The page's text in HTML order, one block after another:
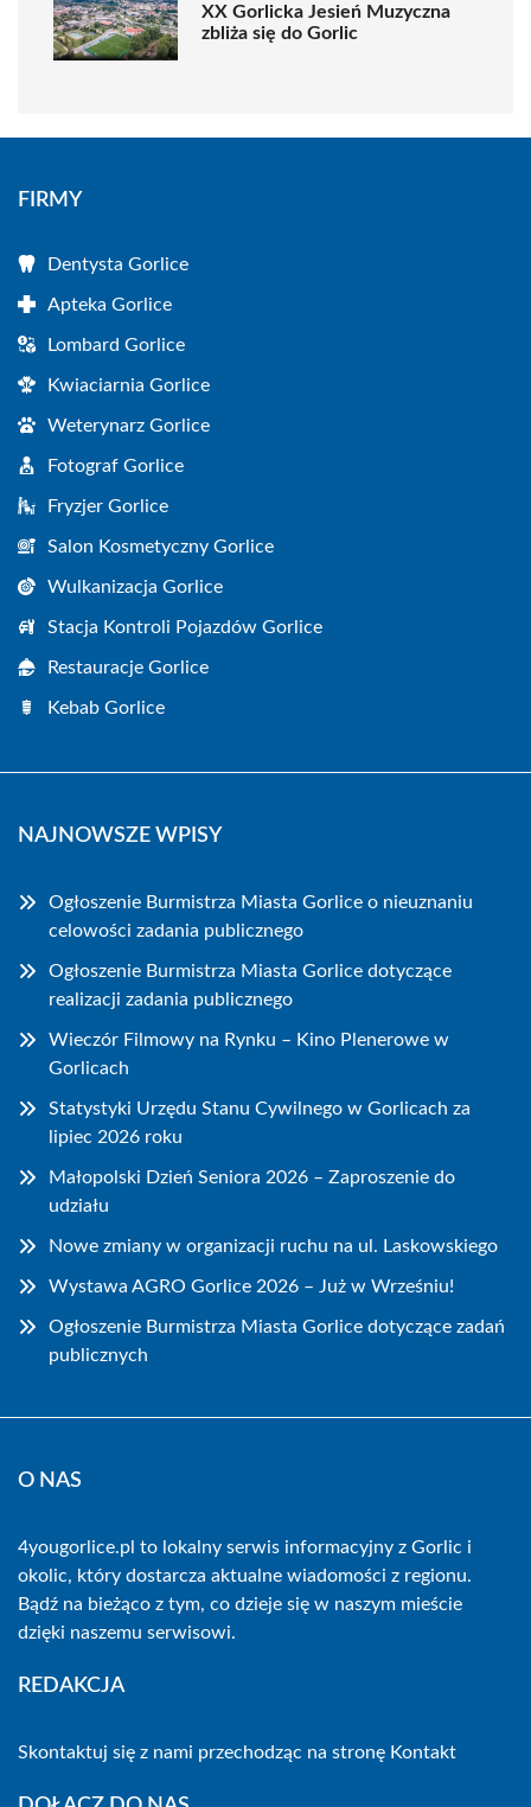
XX Gorlicka Jesień Muzyczna
zbliża się do Gorlic
FIRMY
Dentysta Gorlice
Apteka Gorlice
Lombard Gorlice
Kwiaciarnia Gorlice
Weterynarz Gorlice
Fotograf Gorlice
Fryzjer Gorlice
Salon Kosmetyczny Gorlice
Wulkanizacja Gorlice
Stacja Kontroli Pojazdów Gorlice
Restauracje Gorlice
Kebab Gorlice
NAJNOWSZE WPISY
Ogłoszenie Burmistrza Miasta Gorlice o nieuznaniu
celowości zadania publicznego
Ogłoszenie Burmistrza Miasta Gorlice dotyczące
realizacji zadania publicznego
Wieczór Filmowy na Rynku – Kino Plenerowe w
Gorlicach
Statystyki Urzędu Stanu Cywilnego w Gorlicach za
lipiec 2026 roku
Małopolski Dzień Seniora 2026 – Zaproszenie do
udziału
Nowe zmiany w organizacji ruchu na ul. Laskowskiego
Wystawa AGRO Gorlice 2026 – Już w Wrześniu!
Ogłoszenie Burmistrza Miasta Gorlice dotyczące zadań
publicznych
O NAS
4yougorlice.pl to lokalny serwis informacyjny z Gorlic i
okolic, który dostarcza aktualne wiadomości z regionu.
Bądź na bieżąco z tym, co dzieje się w naszym mieście
dzięki naszemu serwisowi.
REDAKCJA
Skontaktuj się z nami przechodząc na stronę Kontakt